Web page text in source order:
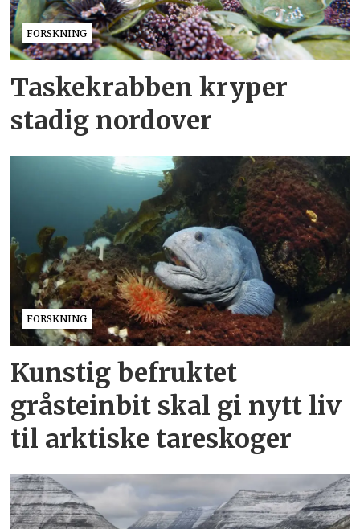
FORSKNING
Taskekrabben kryper
stadig nordover
FORSKNING
Kunstig befruktet
gråsteinbit skal gi nytt liv
til arktiske tareskoger